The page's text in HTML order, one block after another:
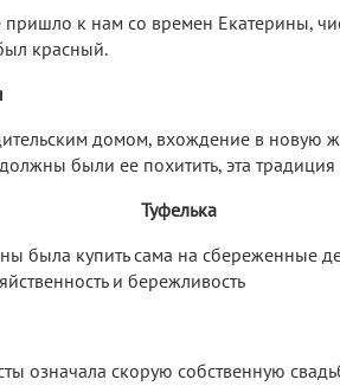
пришло к нам со времен Екатерины,
красный.
домом, вхождение в новую
были ее похитить, эта
Туфелька
была купить сама на сбереженные
и бережливость
означала скорую собственную